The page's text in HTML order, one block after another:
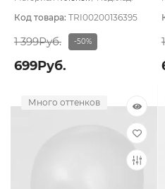
Код товара: TRI00200136395
1 399Руб. -50%
699Руб.
Много оттенков